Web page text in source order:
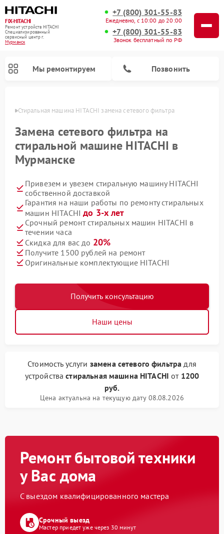
FIX-HITACHI
Ремонт устройств HITACHI
Специализированный
cервисный центр г.
Мурманск
+7 (800) 301-55-83
Ежедневно, с 10:00 до 20:00
+7 (800) 301-55-83
Звонок бесплатный по РФ
Мы ремонтируем Позвонить
Стиральная машина HITACHI замена сетевого фильтра
Замена сетевого фильтра на
стиральной машине HITACHI в
Мурманске
Привезем и увезем стиральную машину HITACHI
собственной доставкой
Гарантия на наши работы по ремонту стиральных
машин HITACHIдо 3-х лет
Срочный ремонт стиральных машин HITACHI в
течении часа
Скидка для вас до 20%
Получите 1500 рублей на ремонт
Оригинальные комплектующие HITACHI
Получить консультацию
Наши цены
Стоимость услуги замена сетевого фильтра для
устройствастиральная машина HITACHI от 1200
руб.
Цена актуальна на текущую дату 08.08.2026
Ремонт бытовой техники
у Вас дома
С выездом квалифицированного мастера
Срочный выезд
Мастер приедет уже через 30 минут